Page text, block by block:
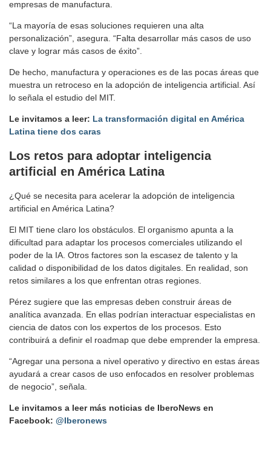
empresas de manufactura.
“La mayoría de esas soluciones requieren una alta
personalización”, asegura. “Falta desarrollar más casos de uso
clave y lograr más casos de éxito”.
De hecho, manufactura y operaciones es de las pocas áreas que
muestra un retroceso en la adopción de inteligencia artificial. Así
lo señala el estudio del MIT.
Le invitamos a leer: La transformación digital en América
Latina tiene dos caras
Los retos para adoptar inteligencia
artificial en América Latina
¿Qué se necesita para acelerar la adopción de inteligencia
artificial en América Latina?
El MIT tiene claro los obstáculos. El organismo apunta a la
dificultad para adaptar los procesos comerciales utilizando el
poder de la IA. Otros factores son la escasez de talento y la
calidad o disponibilidad de los datos digitales. En realidad, son
retos similares a los que enfrentan otras regiones.
Pérez sugiere que las empresas deben construir áreas de
analítica avanzada. En ellas podrían interactuar especialistas en
ciencia de datos con los expertos de los procesos. Esto
contribuirá a definir el roadmap que debe emprender la empresa.
“Agregar una persona a nivel operativo y directivo en estas áreas
ayudará a crear casos de uso enfocados en resolver problemas
de negocio”, señala.
Le invitamos a leer más noticias de IberoNews en
Facebook: @Iberonews